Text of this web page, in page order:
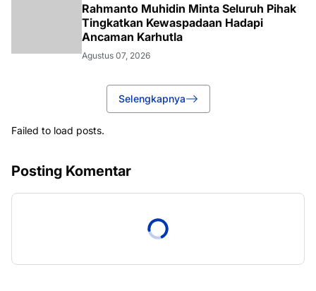
Rahmanto Muhidin Minta Seluruh Pihak
Tingkatkan Kewaspadaan Hadapi
Ancaman Karhutla
Agustus 07, 2026
Selengkapnya
Failed to load posts.
Posting Komentar